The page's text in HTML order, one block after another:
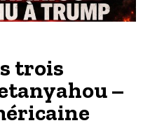
trois
–